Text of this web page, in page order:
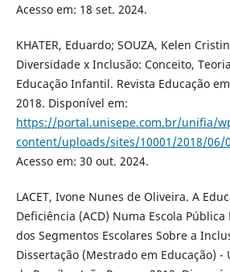
Acesso em: 18 set. 2024.
KHATER, Eduardo; SOUZA, Kelen
Diversidade x Inclusão: Conceito,
Educação Infantil. Revista Educação
2018. Disponível em:
https://portal.unisepe.com.br/unifia/
content/uploads/sites/10001/2018/06/
Acesso em: 30 out. 2024.
LACET, Ivone Nunes de Oliveira. A
Deficiência (ACD) Numa Escola
dos Segmentos Escolares Sobre a
Dissertação (Mestrado em Educação) -